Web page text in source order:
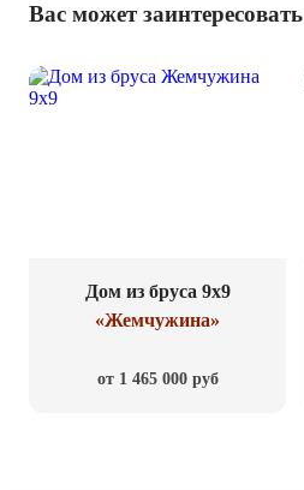
Вас может заинтересовать
Дом из бруса 9x9
«Жемчужина»
от 1 465 000 руб